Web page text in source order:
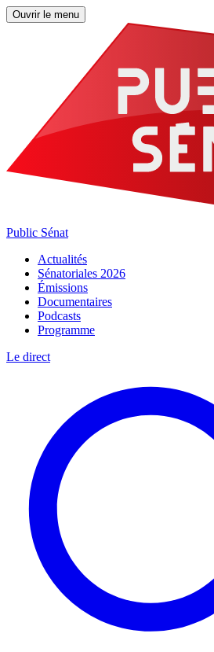
Ouvrir le menu
Public Sénat
Actualités
Sénatoriales 2026
Émissions
Documentaires
Podcasts
Programme
Le direct